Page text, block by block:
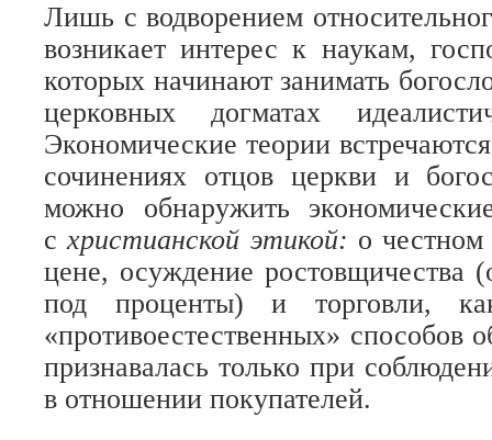
Лишь с водворением
возникает интерес к наукам,
которых начинают занимать
церковных догматах
Экономические теории
сочинениях отцов церкви и
можно обнаружить
схристианской этикой: о честном
цене, осуждение ростовщичества
под проценты) и торговли, как
«противоестественных» способов
признавалась только при
в отношении покупателей.